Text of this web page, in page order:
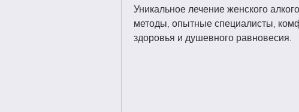
Уникальное лечение женского
методы, опытные специалисты,
здоровья и душевного равновесия.